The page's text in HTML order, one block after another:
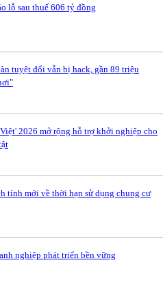
lỗ sau thuế 606 tỷ đồng
tuyệt đối vẫn bị hack, gần 89 triệu
2026 mở rộng hỗ trợ khởi nghiệp cho
tính mới về thời hạn sử dụng chung cư
nghiệp phát triển bền vững